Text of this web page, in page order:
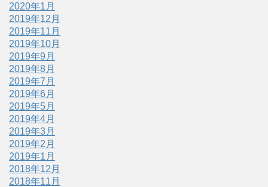
2020年1月
2019年12月
2019年11月
2019年10月
2019年9月
2019年8月
2019年7月
2019年6月
2019年5月
2019年4月
2019年3月
2019年2月
2019年1月
2018年12月
2018年11月